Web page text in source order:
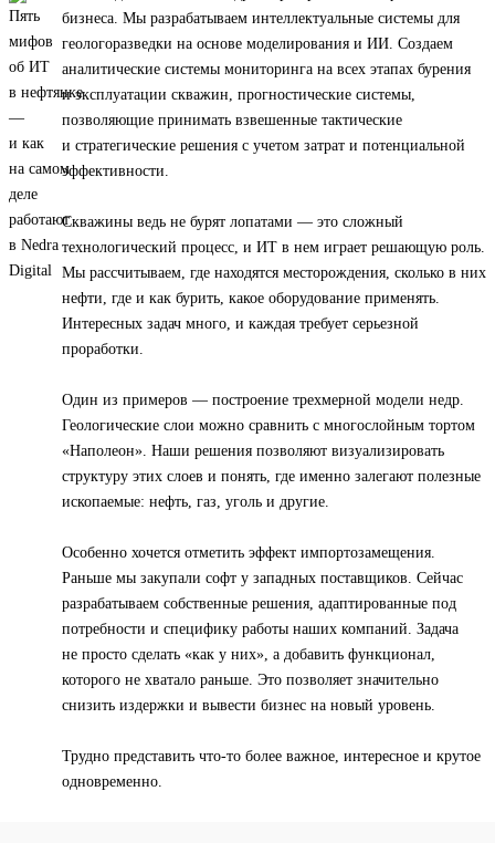
бизнеса. Мы разрабатываем интеллектуальные системы для
геологоразведки на основе моделирования и ИИ. Создаем
аналитические системы мониторинга на всех этапах бурения
и эксплуатации скважин, прогностические системы,
позволяющие принимать взвешенные тактические
и стратегические решения с учетом затрат и потенциальной
эффективности.
Скважины ведь не бурят лопатами — это сложный
технологический процесс, и ИТ в нем играет решающую роль.
Мы рассчитываем, где находятся месторождения, сколько в них
нефти, где и как бурить, какое оборудование применять.
Интересных задач много, и каждая требует серьезной
проработки.
Один из примеров — построение трехмерной модели недр.
Геологические слои можно сравнить с многослойным тортом
«Наполеон». Наши решения позволяют визуализировать
структуру этих слоев и понять, где именно залегают полезные
ископаемые: нефть, газ, уголь и другие.
Особенно хочется отметить эффект импортозамещения.
Раньше мы закупали софт у западных поставщиков. Сейчас
разрабатываем собственные решения, адаптированные под
потребности и специфику работы наших компаний. Задача
не просто сделать «как у них», а добавить функционал,
которого не хватало раньше. Это позволяет значительно
снизить издержки и вывести бизнес на новый уровень.
Трудно представить что-то более важное, интересное и крутое
одновременно.